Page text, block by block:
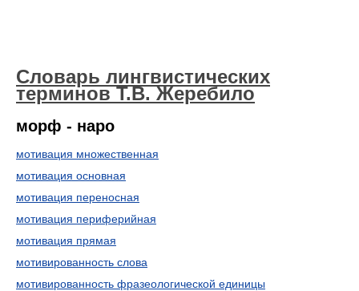
Словарь лингвистических
терминов Т.В. Жеребило
морф - наро
мотивация множественная
мотивация основная
мотивация переносная
мотивация периферийная
мотивация прямая
мотивированность слова
мотивированность фразеологической единицы